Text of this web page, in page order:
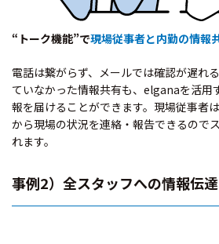
“トーク機能”で現場従事者と内勤の情報
電話は繋がらず、メールでは確認が遅れ
ていなかった情報共有も、elganaを活用
報を届けることができます。現場従事者
から現場の状況を連絡・報告できるので
れます。
事例2）全スタッフへの情報伝